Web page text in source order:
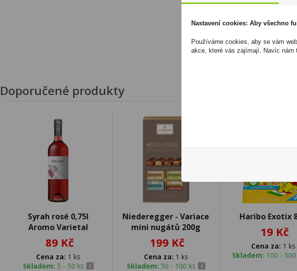
Tatratea 62%
borůvek,
I přesto, že
odpovědnost za
zákona. Tyto
kopírovány bez
Doporučené produkty
Syrah rosé 0,75l
Aromo Varietal
89 Kč
Cena za: 1 ks
Skladem: 5 - 50 ks
Niederegger - Variace
mini nugátů 200g
199 Kč
Cena za: 1 ks
Skladem: 50 - 100 ks
Haribo Exotix
19 Kč
Cena za: 1 ks
Skladem: 100 -
Nastavení cookies: Aby všechno
Používáme cookies, aby se vám
akce, které vás zajímají. Navíc nám